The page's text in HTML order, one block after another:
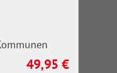
Regulärer Preis:
49,95 €